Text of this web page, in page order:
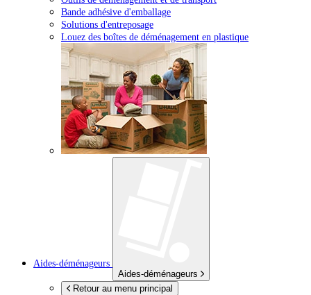
Bande adhésive d'emballage
Solutions d'entreposage
Louez des boîtes de déménagement en plastique
Aides-déménageurs
Aides-déménageurs
Retour au menu principal